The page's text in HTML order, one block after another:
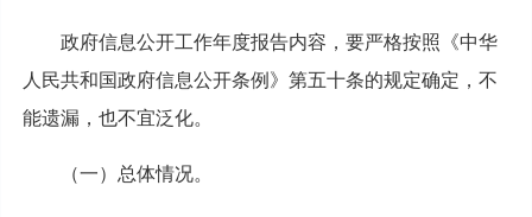
政府信息公开工作年度报告内容，要严格按照《中华
人民共和国政府信息公开条例》第五十条的规定确定，不
能遗漏，也不宜泛化。
（一）总体情况。